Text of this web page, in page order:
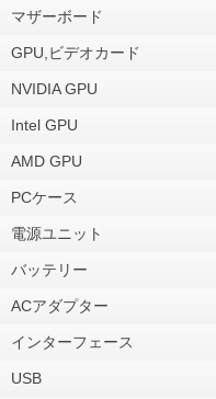
マザーボード
GPU,ビデオカード
NVIDIA GPU
Intel GPU
AMD GPU
PCケース
電源ユニット
バッテリー
ACアダプター
インターフェース
USB